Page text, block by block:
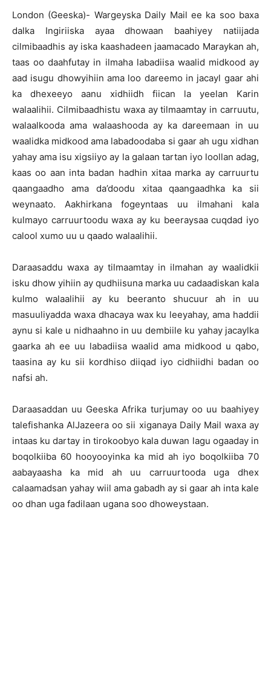
London (Geeska)- Wargeyska Daily Mail ee ka soo baxa
dalka Ingiriiska ayaa dhowaan baahiyey natiijada
cilmibaadhis ay iska kaashadeen jaamacado Maraykan ah,
taas oo daahfutay in ilmaha labadiisa waalid midkood ay
aad isugu dhowyihiin ama loo dareemo in jacayl gaar ahi
ka dhexeeyo aanu xidhiidh fiican la yeelan Karin
walaalihii. Cilmibaadhistu waxa ay tilmaamtay in carruutu,
walaalkooda ama walaashooda ay ka dareemaan in uu
waalidka midkood ama labadoodaba si gaar ah ugu xidhan
yahay ama isu xigsiiyo ay la galaan tartan iyo loollan adag,
kaas oo aan inta badan hadhin xitaa marka ay carruurtu
qaangaadho ama da’doodu xitaa qaangaadhka ka sii
weynaato. Aakhirkana fogeyntaas uu ilmahani kala
kulmayo carruurtoodu waxa ay ku beeraysaa cuqdad iyo
calool xumo uu u qaado walaalihii.
Daraasaddu waxa ay tilmaamtay in ilmahan ay waalidkii
isku dhow yihiin ay qudhiisuna marka uu cadaadiskan kala
kulmo walaalihii ay ku beeranto shucuur ah in uu
masuuliyadda waxa dhacaya wax ku leeyahay, ama haddii
aynu si kale u nidhaahno in uu dembiile ku yahay jacaylka
gaarka ah ee uu labadiisa waalid ama midkood u qabo,
taasina ay ku sii kordhiso diiqad iyo cidhiidhi badan oo
nafsi ah.
Daraasaddan uu Geeska Afrika turjumay oo uu baahiyey
talefishanka AlJazeera oo sii xiganaya Daily Mail waxa ay
intaas ku dartay in tirokoobyo kala duwan lagu ogaaday in
boqolkiiba 60 hooyooyinka ka mid ah iyo boqolkiiba 70
aabayaasha ka mid ah uu carruurtooda uga dhex
calaamadsan yahay wiil ama gabadh ay si gaar ah inta kale
oo dhan uga fadilaan ugana soo dhoweystaan.